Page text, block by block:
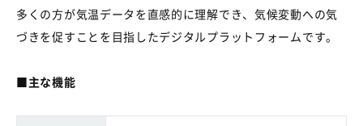
多くの方が気温データを直感的に理解でき、気候変動への気
づきを促すことを目指したデジタルプラットフォームです。
■主な機能